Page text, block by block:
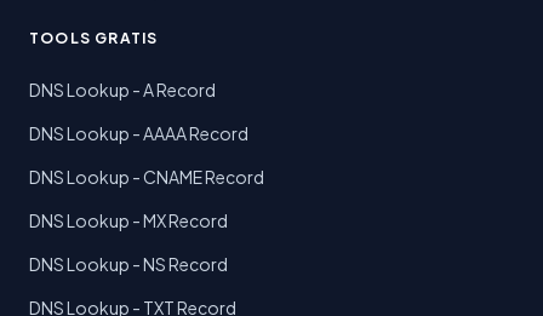
TOOLS GRATIS
DNS Lookup - A Record
DNS Lookup - AAAA Record
DNS Lookup - CNAME Record
DNS Lookup - MX Record
DNS Lookup - NS Record
DNS Lookup - TXT Record